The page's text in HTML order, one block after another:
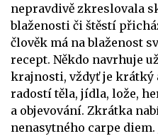
nepravdivě zkreslovala
blaženosti či štěstí
člověk má na blaženost
recept. Někdo navrhuje
krajnosti, vždyť je krátký
radostí těla, jídla, lože,
a objevování. Zkrátka
nenasytného carpe